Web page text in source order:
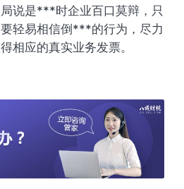
说是***时企业百口莫辩，只
轻易相信倒***的行为，尽力
相应的真实业务发票。